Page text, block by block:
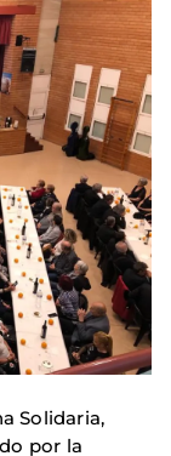
Solidaria,
por la